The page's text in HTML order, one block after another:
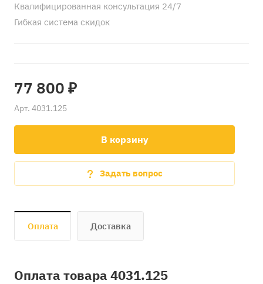
Квалифицированная консультация 24/7
Гибкая система скидок
77 800 ₽
Арт. 4031.125
В корзину
Задать вопрос
Оплата Доставка
Оплата товара 4031.125